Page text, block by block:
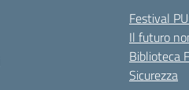
Festival
Il futuro
Biblioteca
Sicurezza